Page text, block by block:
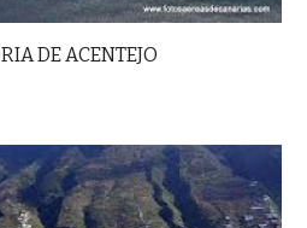
DE ACENTEJO